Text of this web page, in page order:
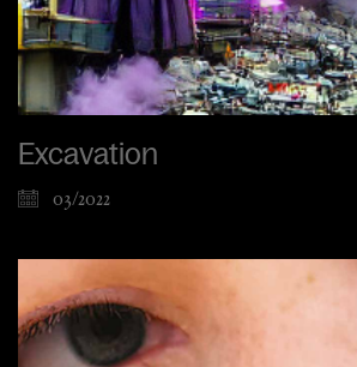
Excavation
03/2022